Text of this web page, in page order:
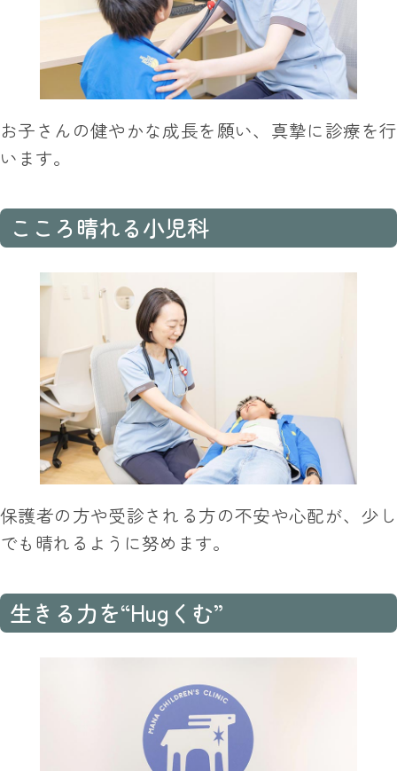
お子さんの健やかな成長を願い、真摯に診療を行
います。
こころ晴れる小児科
保護者の方や受診される方の不安や心配が、少し
でも晴れるように努めます。
生きる力を“Hugくむ”